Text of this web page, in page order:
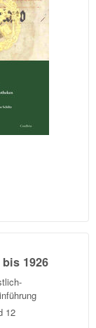
1926
12